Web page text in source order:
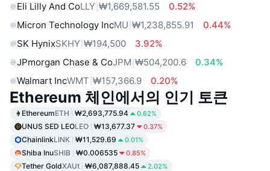
Eli Lilly And CoLLY ₩1,669,581.55
0.52%
Micron Technology IncMU ₩1,238,855.91
0.44%
SK HynixSKHY ₩194,500
3.92%
JPmorgan Chase & CoJPM ₩504,200.6
0.34%
Walmart IncWMT ₩157,366.9 0.20%
Ethereum 체인에서의 인기 토큰
EthereumETH ₩2,693,775.94 0.62%
UNUS SED LEOLEO ₩13,677.37 0.37%
ChainlinkLINK ₩11,529.69 0.01%
Shiba InuSHIB ₩0.006535 0.85%
Tether GoldXAUt ₩6,087,888.45 2.02%